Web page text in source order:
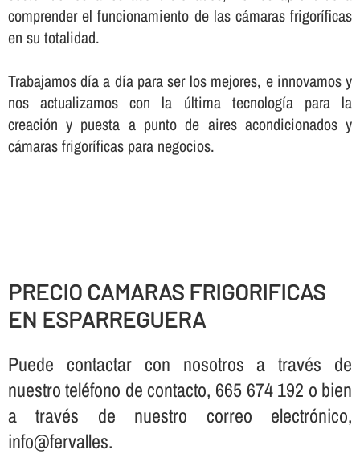
comprender el funcionamiento de las cámaras frigorí­ficas
en su totalidad.
Trabajamos dí­a a dí­a para ser los mejores, e innovamos y
nos actualizamos con la última tecnologí­a para la
creación y puesta a punto de aires acondicionados y
cámaras frigorí­ficas para negocios.
PRECIO CAMARAS FRIGORIFICAS
EN ESPARREGUERA
Puede contactar con nosotros a través de
nuestro teléfono de contacto, 665 674 192 o bien
a través de nuestro correo electrónico,
info@fervalles.